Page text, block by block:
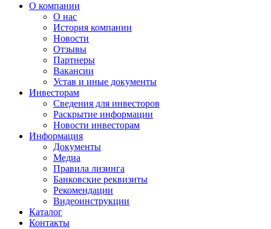
О компании
О нас
История компании
Новости
Отзывы
Партнеры
Вакансии
Устав и иные документы
Инвесторам
Сведения для инвесторов
Раскрытие информации
Новости инвесторам
Информация
Документы
Медиа
Правила лизинга
Банковские реквизиты
Рекомендации
Видеоинструкции
Каталог
Контакты